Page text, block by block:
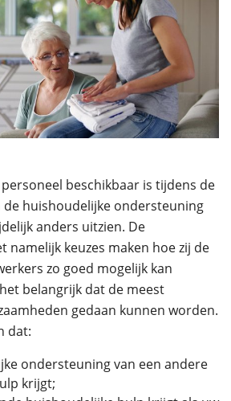
beschikbaar is tijdens de
de huishoudelijke ondersteuning
anders uitzien. De
namelijk keuzes maken hoe zij de
zo goed mogelijk kan
belangrijk dat de meest
gedaan kunnen worden.
dat:
ondersteuning van een andere
krijgt;